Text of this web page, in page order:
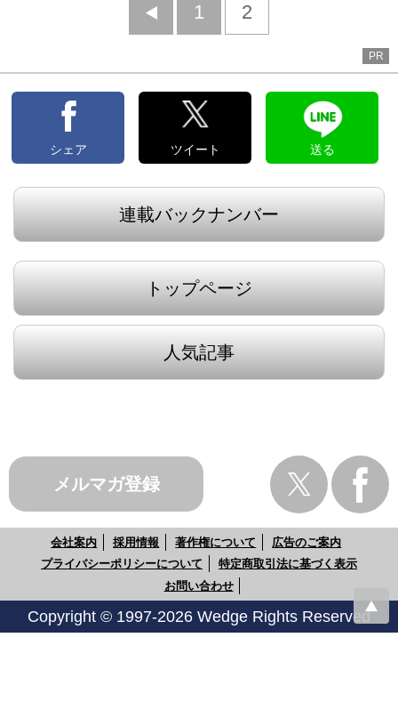
前
1 2
PR
シェア ツイート 送る
連載バックナンバー
トップページ
人気記事
メルマガ登録
会社案内 採用情報 著作権について
広告のご案内
プライバシーポリシーについて
特定商取引法に基づく表示
お問い合わせ
Copyright © 1997-2026 Wedge Rights Reserved